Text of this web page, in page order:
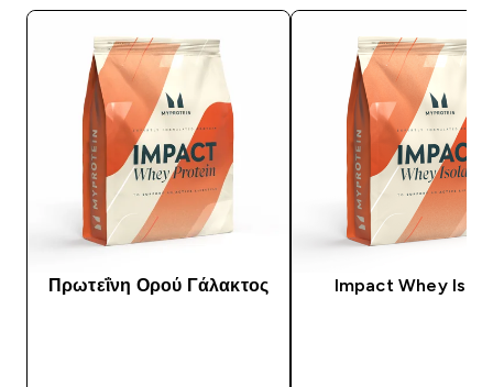
Πρωτεΐνη Ορού Γάλακτος Impact Whey